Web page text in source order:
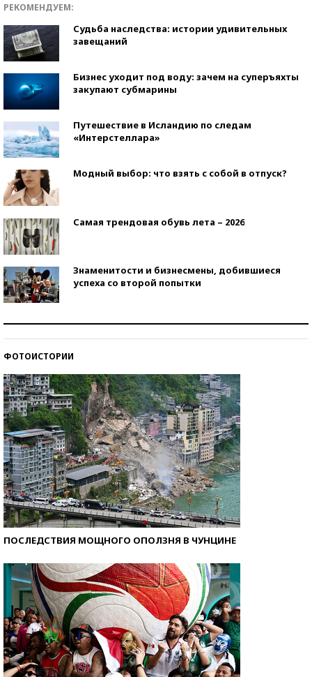
РЕКОМЕНДУЕМ:
Судьба наследства: истории удивительных
завещаний
Бизнес уходит под воду: зачем на суперъяхты
закупают субмарины
Путешествие в Исландию по следам
«Интерстеллара»
Модный выбор: что взять с собой в отпуск?
Самая трендовая обувь лета – 2026
Знаменитости и бизнесмены, добившиеся
успеха со второй попытки
ФОТОИСТОРИИ
ПОСЛЕДСТВИЯ МОЩНОГО ОПОЛЗНЯ В ЧУНЦИНЕ